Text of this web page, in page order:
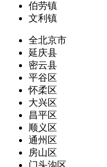
伯劳镇
文利镇
全北京市
延庆县
密云县
平谷区
怀柔区
大兴区
昌平区
顺义区
通州区
房山区
门头沟区